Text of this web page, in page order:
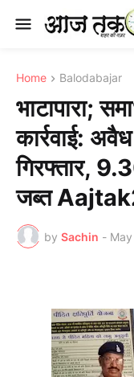
Home Balodabajar
भाटापारा;
कार्रवाई:
गिरफ्तार,
जब्त
by Sachin -